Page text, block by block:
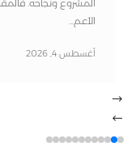
المشروع ونجاحه.
الأعم...
أغسطس 4, 2026